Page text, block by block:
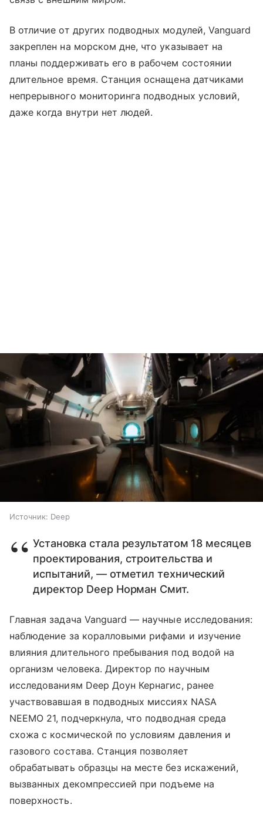
В отличие от других подводных модулей, Vanguard
закреплен на морском дне, что указывает на
планы поддерживать его в рабочем состоянии
длительное время. Станция оснащена датчиками
непрерывного мониторинга подводных условий,
даже когда внутри нет людей.
Источник: Deep
Установка стала результатом 18 месяцев
проектирования, строительства и
испытаний, — отметил технический
директор Deep Норман Смит.
Главная задача Vanguard — научные исследования:
наблюдение за коралловыми рифами и изучение
влияния длительного пребывания под водой на
организм человека. Директор по научным
исследованиям Deep Доун Кернагис, ранее
участвовавшая в подводных миссиях NASA
NEEMO 21, подчеркнула, что подводная среда
схожа с космической по условиям давления и
газового состава. Станция позволяет
обрабатывать образцы на месте без искажений,
вызванных декомпрессией при подъеме на
поверхность.